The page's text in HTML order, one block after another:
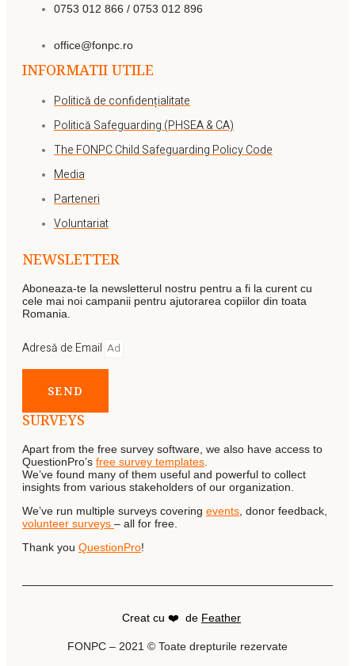
0753 012 866 / 0753 012 896
office@fonpc.ro
INFORMATII UTILE
Politică de confidențialitate
Politică Safeguarding (PHSEA & CA)
The FONPC Child Safeguarding Policy Code
Media
Parteneri
Voluntariat
NEWSLETTER
Aboneaza-te la newsletterul nostru pentru a fi la curent cu
cele mai noi campanii pentru ajutorarea copiilor din toata
Romania.
Adresă de Email
SEND
SURVEYS
Apart from the free survey software, we also have access to
QuestionPro’s free survey templates.
We’ve found many of them useful and powerful to collect
insights from various stakeholders of our organization.
We’ve run multiple surveys covering events, donor feedback,
volunteer surveys – all for free.
Thank you QuestionPro!
Creat cu ❤️ de Feather
FONPC – 2021 © Toate drepturile rezervate